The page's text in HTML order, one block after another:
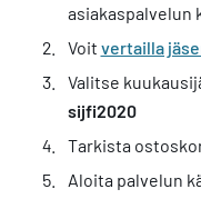
asiakaspalvelun
Voit vertailla
Valitse
sijfi2020
Tarkista
Aloita palvelun